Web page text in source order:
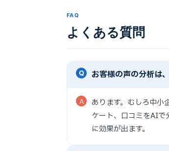
FAQ
よくある質問
お客様の声の分析は
あります。むしろ中小
ケート、口コミをAIで
に効果が出ます。